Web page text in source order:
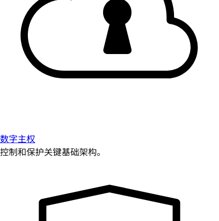
数字主权
控制和保护关键基础架构。